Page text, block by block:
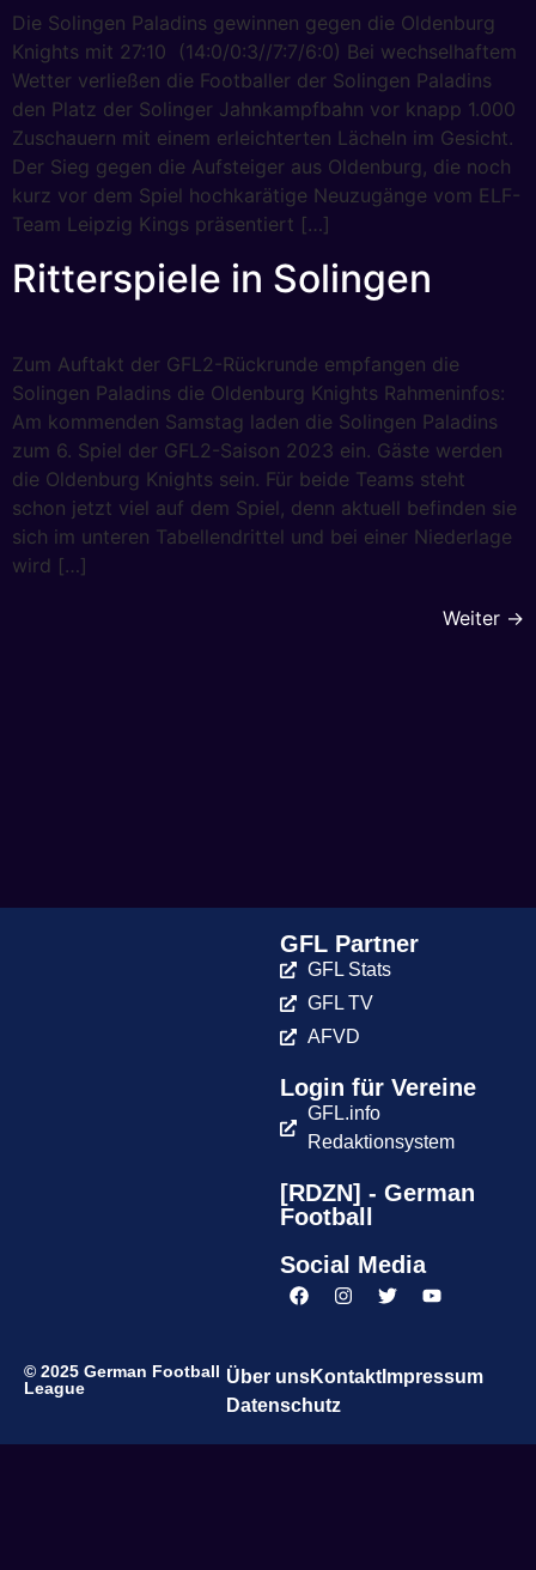
Die Solingen Paladins gewinnen gegen die Oldenburg
Knights mit 27:10 (14:0/0:3//7:7/6:0) Bei wechselhaftem
Wetter verließen die Footballer der Solingen Paladins
den Platz der Solinger Jahnkampfbahn vor knapp 1.000
Zuschauern mit einem erleichterten Lächeln im Gesicht.
Der Sieg gegen die Aufsteiger aus Oldenburg, die noch
kurz vor dem Spiel hochkarätige Neuzugänge vom ELF-
Team Leipzig Kings präsentiert […]
Ritterspiele in Solingen
Zum Auftakt der GFL2-Rückrunde empfangen die
Solingen Paladins die Oldenburg Knights Rahmeninfos:
Am kommenden Samstag laden die Solingen Paladins
zum 6. Spiel der GFL2-Saison 2023 ein. Gäste werden
die Oldenburg Knights sein. Für beide Teams steht
schon jetzt viel auf dem Spiel, denn aktuell befinden sie
sich im unteren Tabellendrittel und bei einer Niederlage
wird […]
Weiter →
GFL Partner
GFL Stats
GFL TV
AFVD
Login für Vereine
GFL.info
Redaktionsystem
[RDZN] - German
Football
Social Media
© 2025 German Football
League
Über unsKontaktImpressum
Datenschutz